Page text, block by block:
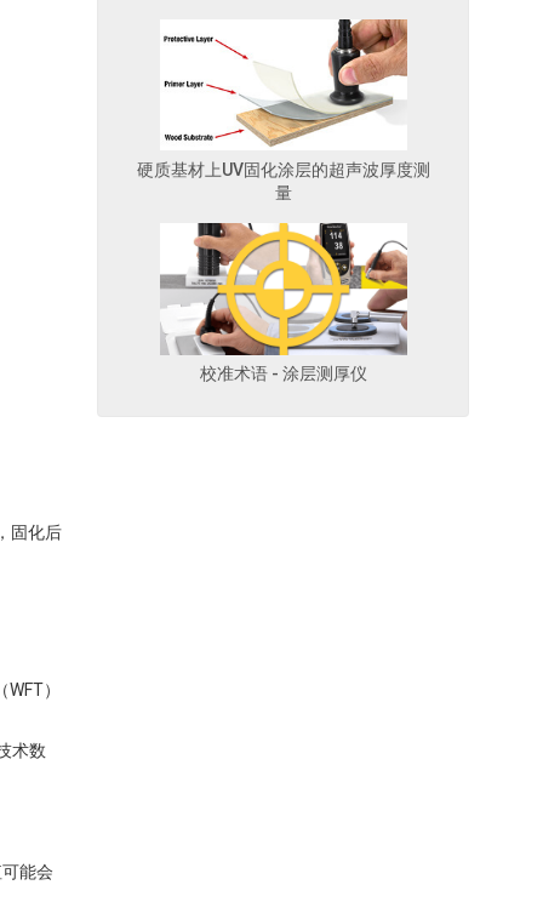
固化后
）
术数
能会
硬质基材上UV固化涂层的超声波厚度测
量
校准术语 - 涂层测厚仪